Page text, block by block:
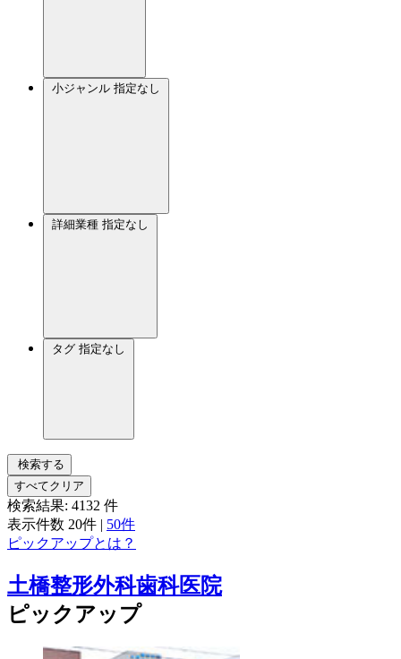
小ジャンル 指定なし
詳細業種 指定なし
タグ 指定なし
検索する
すべてクリア
検索結果: 4132 件
表示件数 20件 | 50件
ピックアップとは？
土橋整形外科歯科医院
ピックアップ